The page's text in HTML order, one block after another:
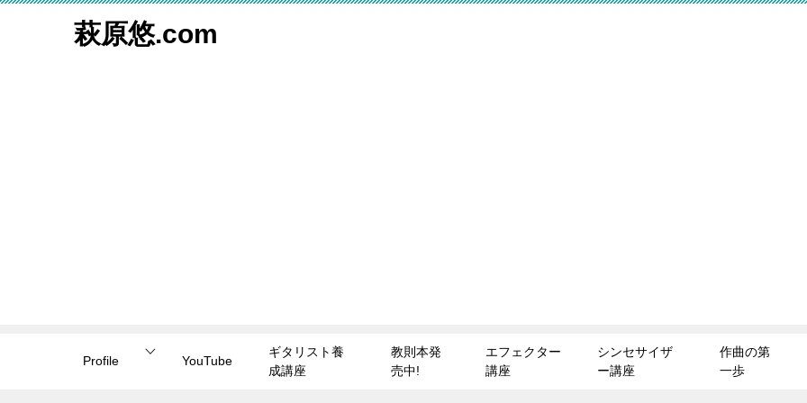
萩原悠.com
Profile YouTube
ギタリスト養
成講座
教則本発
売中!
エフェクター
講座
シンセサイザ
ー講座
作曲の第
一歩